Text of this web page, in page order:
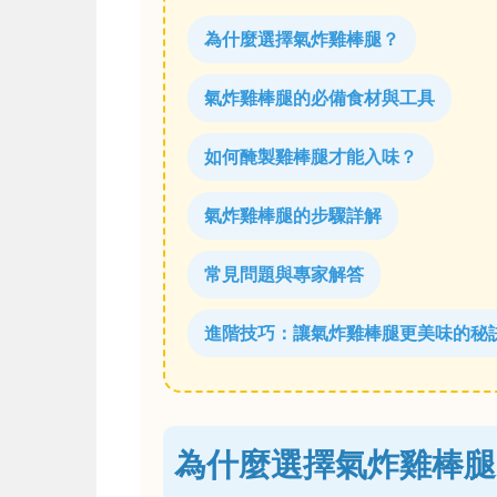
為什麼選擇氣炸雞棒腿？
氣炸雞棒腿的必備食材與工具
如何醃製雞棒腿才能入味？
氣炸雞棒腿的步驟詳解
常見問題與專家解答
進階技巧：讓氣炸雞棒腿更美味的秘
為什麼選擇氣炸雞棒